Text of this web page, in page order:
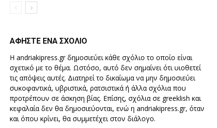
ΑΦΗΣΤΕ ΕΝΑ ΣΧΟΛΙΟ
Η andriakipress.gr δημοσιεύει κάθε σχόλιο το οποίο είναι
σχετικό με το θέμα. Ωστόσο, αυτό δεν σημαίνει ότι υιοθετεί
τις απόψεις αυτές. Διατηρεί το δικαίωμα να μην δημοσιεύει
συκοφαντικά, υβριστικά, ρατσιστικά ή άλλα σχόλια που
προτρέπουν σε άσκηση βίας. Επίσης, σχόλια σε greeklish και
κεφαλαία δεν θα δημοσιεύονται, ενώ η andriakipress.gr, όταν
και όπου κρίνει, θα συμμετέχει στον διάλογο.